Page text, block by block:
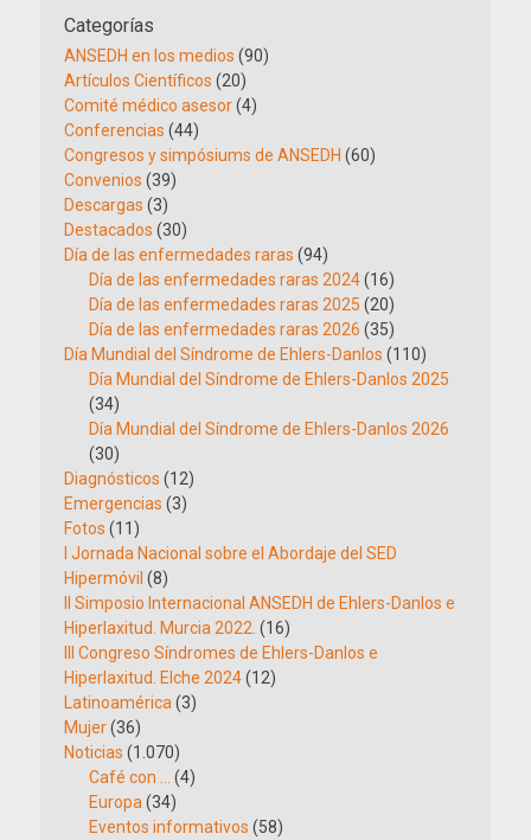
Categorías
ANSEDH en los medios (90)
Artículos Científicos (20)
Comité médico asesor(4)
Conferencias (44)
Congresos y simpósiums de ANSEDH (60)
Convenios (39)
Descargas (3)
Destacados (30)
Día de las enfermedades raras (94)
Día de las enfermedades raras 2024(16)
Día de las enfermedades raras 2025 (20)
Día de las enfermedades raras 2026 (35)
Día Mundial del Síndrome de Ehlers-Danlos (110)
Día Mundial del Síndrome de Ehlers-Danlos 2025
(34)
Día Mundial del Síndrome de Ehlers-Danlos 2026
(30)
Diagnósticos (12)
Emergencias (3)
Fotos (11)
I Jornada Nacional sobre el Abordaje del SED
Hipermóvil (8)
II Simposio Internacional ANSEDH de Ehlers-Danlos e
Hiperlaxitud. Murcia 2022. (16)
III Congreso Síndromes de Ehlers-Danlos e
Hiperlaxitud. Elche 2024(12)
Latinoamérica (3)
Mujer(36)
Noticias (1.070)
Café con …
(4)
Europa (34)
Eventos informativos (58)